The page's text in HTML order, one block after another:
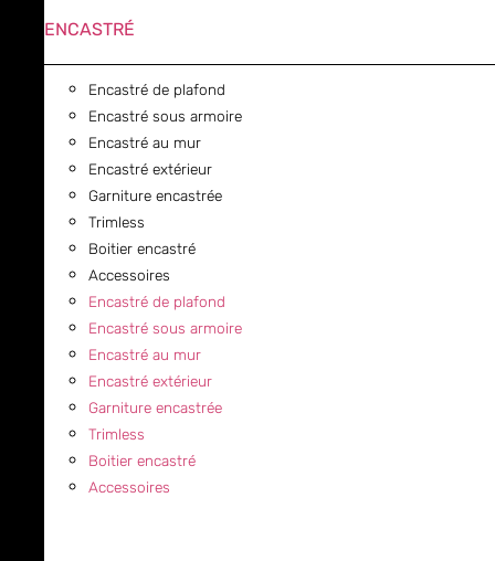
ENCASTRÉ
Encastré de plafond
Encastré sous armoire
Encastré au mur
Encastré extérieur
Garniture encastrée
Trimless
Boitier encastré
Accessoires
Encastré de plafond
Encastré sous armoire
Encastré au mur
Encastré extérieur
Garniture encastrée
Trimless
Boitier encastré
Accessoires